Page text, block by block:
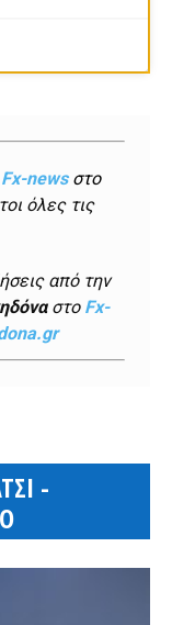
newsστο
όλες τις
από την
στο Fx-
-